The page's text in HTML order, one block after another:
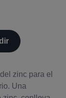
zinc para el
Una